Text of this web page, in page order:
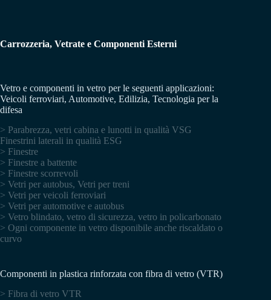
Carrozzeria, Vetrate e Componenti Esterni
Vetro e componenti in vetro per le seguenti applicazioni:
Veicoli ferroviari, Automotive, Edilizia, Tecnologia per la
difesa
> Parabrezza, vetri cabina e lunotti in qualità VSG
Finestrini laterali in qualità ESG
> Finestre
> Finestre a battente
> Finestre scorrevoli
> Vetri per autobus, Vetri per treni
> Vetri per veicoli ferroviari
> Vetri per automotive e autobus
> Vetro blindato, vetro di sicurezza, vetro in policarbonato
> Ogni componente in vetro disponibile anche riscaldato o
curvo
Componenti in plastica rinforzata con fibra di vetro (VTR)
> Fibra di vetro VTR